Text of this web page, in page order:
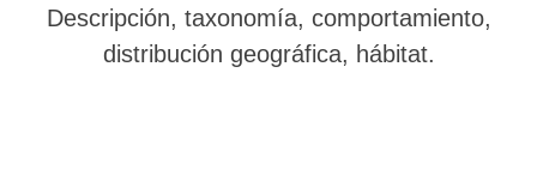
Descripción, taxonomía, comportamiento,
distribución geográfica, hábitat.